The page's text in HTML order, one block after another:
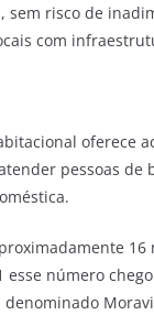
risco de
com
oferece
pessoas de
número